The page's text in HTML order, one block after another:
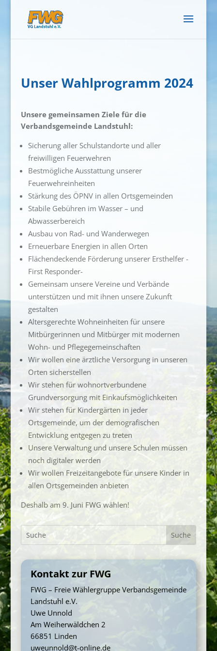
Unser Wahlprogramm 2024
Unsere gemeinsamen Ziele für die
Verbandsgemeinde Landstuhl:
Sicherung aller Schulstandorte und aller
freiwilligen Feuerwehren
Bestmögliche Ausstattung unserer
Feuerwehreinheiten
Stärkung des ÖPNV in allen Ortsgemeinden
Stabile Gebühren im Wasser – und
Abwasserbereich
Ausbau von Rad- und Wanderwegen
Erneuerbare Energien in allen Orten
Flächendeckende Förderung unserer Ersthelfer -
First Responder-
Gemeinsam unsere Vereine und Verbände
unterstützen und mit ihnen unsere Zukunft
gestalten
Altersgerechte Wohneinheiten für unsere
Mitbürgerinnen und Mitbürger mit modernen
Wohn- und Pflegegemeinschaften
Wir wollen eine ärztliche Versorgung in unseren
Orten sicherstellen
Wir stehen für wohnortverbundene
Grundversorgung mit Einkaufsmöglichkeiten
Wir stehen für Kindergärten in jeder
Ortsgemeinde, um der demografischen
Entwicklung entgegen zu treten
Unsere Verwaltung und unsere Schulen müssen
noch digitaler werden
Wir wollen Freizeitangebote für unsere Kinder in
allen Ortsgemeinden anbieten
Deshalb am 9. Juni FWG wählen!
Kontakt zur FWG
FWG – Freie Wählergruppe Verbandsgemeinde
Landstuhl e.V.
Uwe Unnold
Am Weiherwäldchen 2
66851 Linden
uweunnold@t-online.de